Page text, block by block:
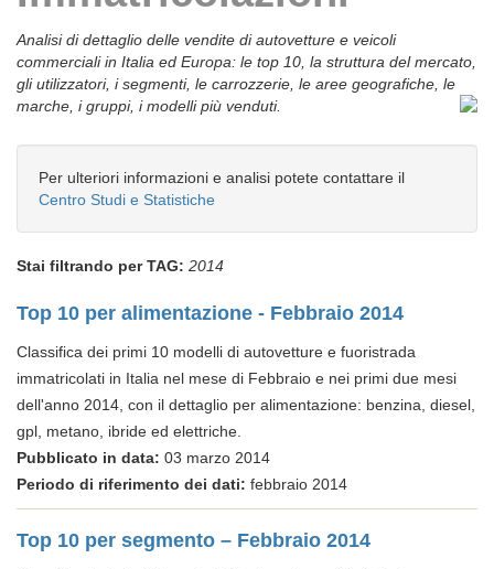
Analisi di dettaglio delle vendite di autovetture e veicoli
commerciali in Italia ed Europa: le top 10, la struttura del mercato,
gli utilizzatori, i segmenti, le carrozzerie, le aree geografiche, le
marche, i gruppi, i modelli più venduti.
Per ulteriori informazioni e analisi potete contattare il
Centro Studi e Statistiche
Stai filtrando per TAG: 2014
Top 10 per alimentazione - Febbraio 2014
Classifica dei primi 10 modelli di autovetture e fuoristrada
immatricolati in Italia nel mese di Febbraio e nei primi due mesi
dell'anno 2014, con il dettaglio per alimentazione: benzina, diesel,
gpl, metano, ibride ed elettriche.
Pubblicato in data: 03 marzo 2014
Periodo di riferimento dei dati: febbraio 2014
Top 10 per segmento – Febbraio 2014